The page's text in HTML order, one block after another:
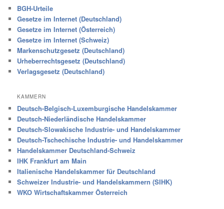
BGH-Urteile
Gesetze im Internet (Deutschland)
Gesetze im Internet (Österreich)
Gesetze im Internet (Schweiz)
Markenschutzgesetz (Deutschland)
Urheberrechtsgesetz (Deutschland)
Verlagsgesetz (Deutschland)
KAMMERN
Deutsch-Belgisch-Luxemburgische Handelskammer
Deutsch-Niederländische Handelskammer
Deutsch-Slowakische Industrie- und Handelskammer
Deutsch-Tschechische Industrie- und Handelskammer
Handelskammer Deutschland-Schweiz
IHK Frankfurt am Main
Italienische Handelskammer für Deutschland
Schweizer Industrie- und Handelskammern (SIHK)
WKO Wirtschaftskammer Österreich